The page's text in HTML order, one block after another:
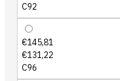
C92
€145,81
€131,22
C96